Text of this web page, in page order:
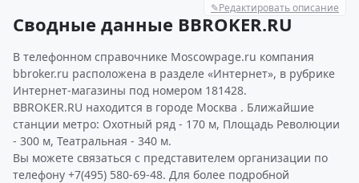
✎Редактировать описание
Сводные данные BBROKER.RU
В телефонном справочнике Moscowpage.ru компания
bbroker.ru расположена в разделе «Интернет», в рубрике
Интернет-магазины под номером 181428.
BBROKER.RU находится в городе Москва . Ближайшие
станции метро: Охотный ряд - 170 м, Площадь Революции
- 300 м, Театральная - 340 м.
Вы можете связаться с представителем организации по
телефону +7(495) 580-69-48. Для более подробной